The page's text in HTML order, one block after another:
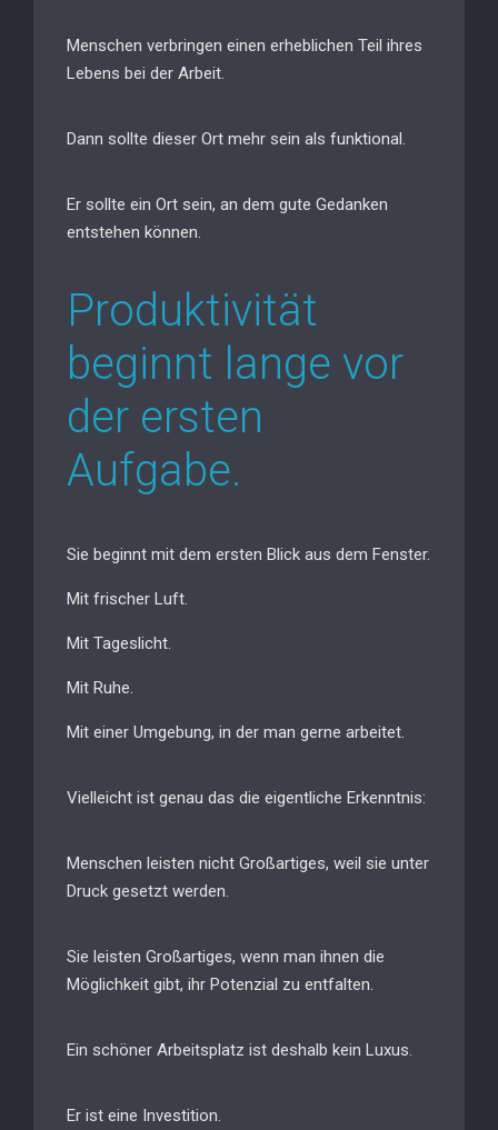
Menschen verbringen einen erheblichen Teil ihres
Lebens bei der Arbeit.
Dann sollte dieser Ort mehr sein als funktional.
Er sollte ein Ort sein, an dem gute Gedanken
entstehen können.
Produktivität
beginnt lange vor
der ersten
Aufgabe.
Sie beginnt mit dem ersten Blick aus dem Fenster.
Mit frischer Luft.
Mit Tageslicht.
Mit Ruhe.
Mit einer Umgebung, in der man gerne arbeitet.
Vielleicht ist genau das die eigentliche Erkenntnis:
Menschen leisten nicht Großartiges, weil sie unter
Druck gesetzt werden.
Sie leisten Großartiges, wenn man ihnen die
Möglichkeit gibt, ihr Potenzial zu entfalten.
Ein schöner Arbeitsplatz ist deshalb kein Luxus.
Er ist eine Investition.